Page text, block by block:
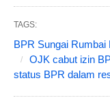
TAGS:
BPR Sungai
OJK cabut izin
status BPR dalam